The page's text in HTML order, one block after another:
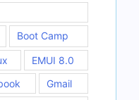
Boot Camp
EMUI 8.0
Gmail